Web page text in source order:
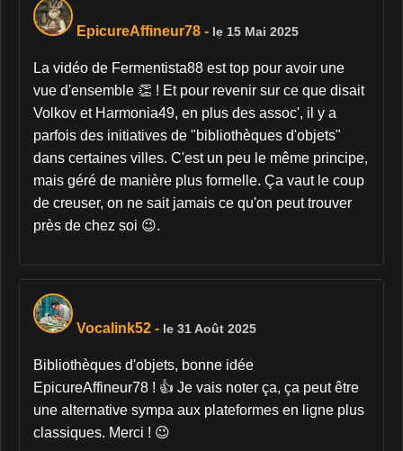
EpicureAffineur78 - le 15 Mai 2025
La vidéo de Fermentista88 est top pour avoir une
vue d'ensemble 👏 ! Et pour revenir sur ce que disait
Volkov et Harmonia49, en plus des assoc', il y a
parfois des initiatives de "bibliothèques d'objets"
dans certaines villes. C'est un peu le même principe,
mais géré de manière plus formelle. Ça vaut le coup
de creuser, on ne sait jamais ce qu'on peut trouver
près de chez soi 😉.
Vocalink52 - le 31 Août 2025
Bibliothèques d'objets, bonne idée
EpicureAffineur78 ! 👍 Je vais noter ça, ça peut être
une alternative sympa aux plateformes en ligne plus
classiques. Merci ! 😉